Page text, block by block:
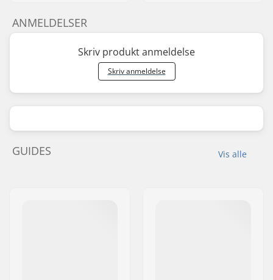
ANMELDELSER
Skriv produkt anmeldelse
Skriv anmeldelse
Vis alle
GUIDES